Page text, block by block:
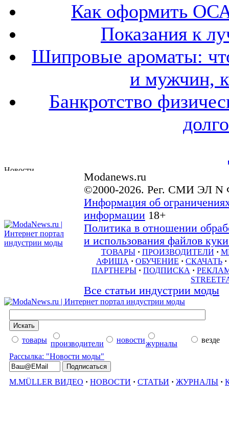
Как оформить
Показания к
Шипровые ароматы:
и мужчин,
Банкротство
Modanews.ru
©2000-2026. Рег. СМИ ЭЛ N
Информация об
информации 18+
Политика в отношении
и использования файлов
ТОВАРЫ · ПРОИЗВОДИТЕЛИ ·
АФИША · ОБУЧЕНИЕ · СКАЧАТЬ ·
ПАРТНЕРЫ · ПОДПИСКА ·
Все статьи индустрии моды
товары производители новостижурналы
везде
Рассылка: "Новости моды"
M.MÜLLER ВИДЕО · НОВОСТИ · СТАТЬИ · ЖУРНАЛЫ ·